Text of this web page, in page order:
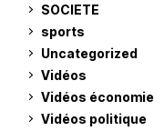
SOCIETE
sports
Uncategorized
Vidéos
Vidéos économie
Vidéos politique